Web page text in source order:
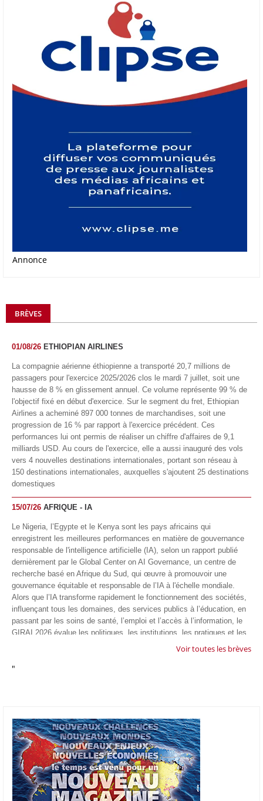
Annonce
BRÈVES
01/08/26 ETHIOPIAN AIRLINES
La compagnie aérienne éthiopienne a transporté 20,7 millions de
passagers pour l'exercice 2025/2026 clos le mardi 7 juillet, soit une
hausse de 8 % en glissement annuel. Ce volume représente 99 % de
l'objectif fixé en début d'exercice. Sur le segment du fret, Ethiopian
Airlines a acheminé 897 000 tonnes de marchandises, soit une
progression de 16 % par rapport à l'exercice précédent. Ces
performances lui ont permis de réaliser un chiffre d'affaires de 9,1
milliards USD. Au cours de l'exercice, elle a aussi inauguré des vols
vers 4 nouvelles destinations internationales, portant son réseau à
150 destinations internationales, auxquelles s'ajoutent 25 destinations
domestiques
15/07/26 AFRIQUE - IA
Le Nigeria, l’Egypte et le Kenya sont les pays africains qui
enregistrent les meilleures performances en matière de gouvernance
responsable de l'intelligence artificielle (IA), selon un rapport publié
dernièrement par le Global Center on AI Governance, un centre de
recherche basé en Afrique du Sud, qui œuvre à promouvoir une
gouvernance équitable et responsable de l’IA à l'échelle mondiale.
Alors que l’IA transforme rapidement le fonctionnement des sociétés,
influençant tous les domaines, des services publics à l’éducation, en
passant par les soins de santé, l’emploi et l’accès à l’information, le
GIRAI 2026 évalue les politiques, les institutions, les pratiques et les
conditions générales de gouvernance qui favorisent un déploiement
technologie.
appliquée d'Afrique à À Accra, au Ghana. L'annonce a été faite
mercredi 1er juillet lors du premier Google Cloud Summit du groupe
américain, qui a également indiqué avoir dépassé son objectif
d'investir un milliard de dollars sur le continent en cinq ans. Baptisée
Google Africa Applied AI Lab, la structure sera hébergée à l'AI
Community Centre d'Accra. Elle associera des fondateurs de start-up
venus de tout le continent à des chercheurs de Google et leur donnera
Voir toutes les brèves
"